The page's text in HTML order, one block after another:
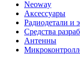
Neoway
Аксессуары
Радиодетали и
Средства
Антенны